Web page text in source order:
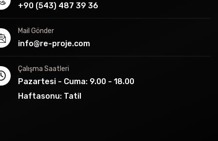
+90 (543) 487 39 36
Mail Gönder
info@re-proje.com
Çalışma Saatleri
Pazartesi - Cuma: 9.00 - 18.00
Haftasonu: Tatil